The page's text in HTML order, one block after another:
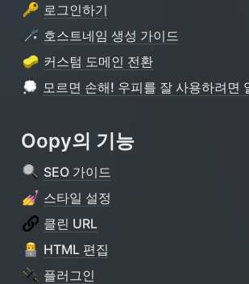
로그인하기
호스트네임 생성 가이드
커스텀 도메인 전환
Oopy의 기능
SEO 가이드
스타일 설정
클린 URL
HTML 편집
플러그인